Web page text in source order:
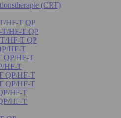
(CRT)
HF-T QP
T/HF-T QP
HF-T QP
HF-T
QP/HF-T
HF-T
QP/HF-T
QP/HF-T
HF-T
HF-T